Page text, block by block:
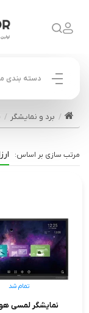
دسته بندی
برد و نمایشگر
نمایشگر لمسی
تمام شد